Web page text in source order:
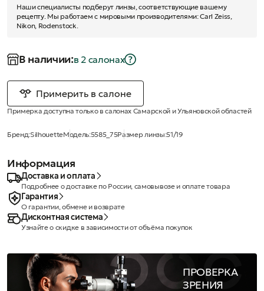
Наши специалисты подберут линзы, соответствующие вашему
рецепту. Мы работаем с мировыми производителями: Carl Zeiss,
Nikon, Rodenstock.
В наличии:в 2 салонах
Примерить в салоне
Примерка доступна только в салонах Самарской и Ульяновской областей
Бренд:SilhouetteМодель:5585_75Размер линзы:51/19
Информация
Доставка и оплата
Подробнее о доставке по России, самовывозе и оплате товара
Гарантия
О гарантии, обмене и возврате
Дисконтная система
Узнайте о скидке в зависимости от объёма покупок
ПРОВЕРКА
ЗРЕНИЯ